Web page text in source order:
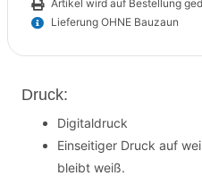
Artikel wird auf Bestellung
Lieferung OHNE Bauzaun
Druck:
Digitaldruck
Einseitiger Druck auf
bleibt weiß.